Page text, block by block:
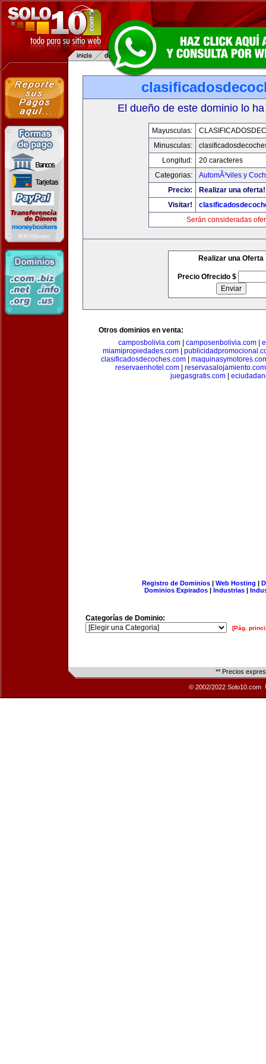
El dueño de este dominio lo
Mayusculas:
Minusculas:
Longitud:
20 caracteres
Categorias:
AutomÃ³viles y
Precio:
Realizar una oferta!
Visitar!
Serán consideradas
Realizar una Oferta
Precio Ofrecido $
Otros dominios en venta:
camposbolivia.com| camposenbolivia.com|
miamipropiedades.com
clasificadosdecoches.com
reservaenhotel.com| reservasalojamiento.com
juegasgratis.com|
Registro de Dominios| Web Hosting |
Dominios Expirados | Industrias |
Categorías de Dominio:
[Pág.
** Precios
© 2002/2022 Solo10.com